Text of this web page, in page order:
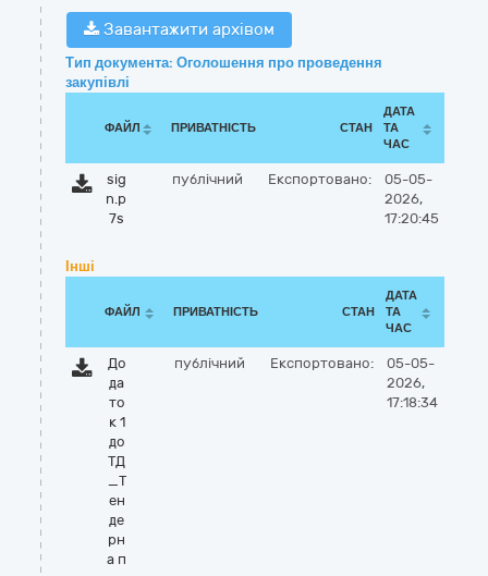
Завантажити архівом
Тип документа: Оголошення про проведення
закупівлі
ФАЙЛ ПРИВАТНІСТЬ СТАН
ДАТА
ТА
ЧАС
sig
n.p
7s
публічний Експортовано:
05-05-
2026,
17:20:45
Інші
ФАЙЛ ПРИВАТНІСТЬ СТАН
ДАТА
ТА
ЧАС
До
да
то
к 1
до
ТД
_Т
ен
де
рн
а п
публічний Експортовано:
05-05-
2026,
17:18:34